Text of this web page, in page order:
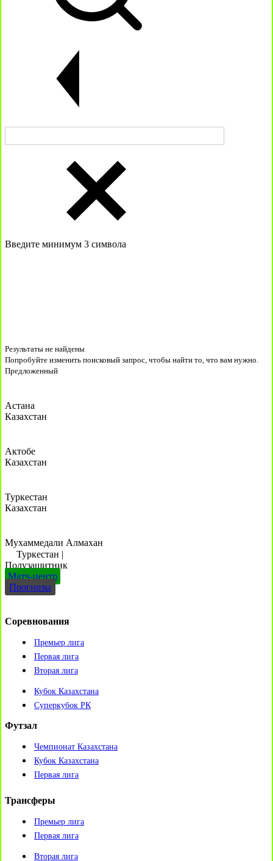
Введите минимум 3 символа
Результаты не найдены
Попробуйте изменить поисковый запрос, чтобы найти то, что вам нужно.
Предложенный
Астана
Казахстан
Актобе
Казахстан
Туркестан
Казахстан
Мухаммедали Алмахан
Туркестан |
Полузащитник
Матч-центр
Прогнозы
Соревнования
Премьер лига
Первая лига
Вторая лига
Кубок Казахстана
Суперкубок РК
Футзал
Чемпионат Казахстана
Кубок Казахстана
Первая лига
Трансферы
Премьер лига
Первая лига
Вторая лига